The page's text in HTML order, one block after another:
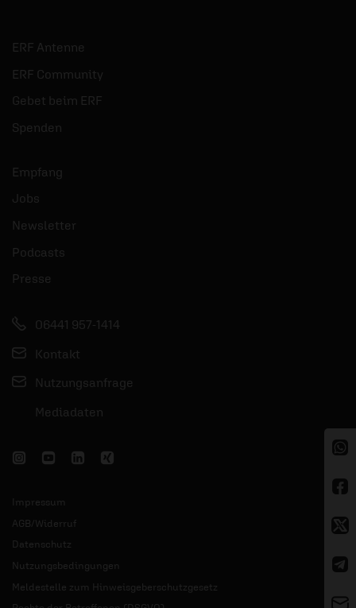
ERF Antenne
ERF Community
Gebet beim ERF
Spenden
Empfang
Jobs
Newsletter
Podcasts
Presse
06441 957-1414
Kontakt
Nutzungsanfrage
Mediadaten
Impressum
AGB/Widerruf
Datenschutz
Nutzungsbedingungen
Meldestelle zum Hinweisgeberschutzgesetz